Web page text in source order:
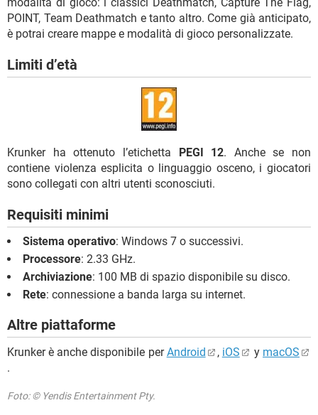
modalità di gioco: i classici Deathmatch, Capture The Flag,
POINT, Team Deathmatch e tanto altro. Come già anticipato,
è potrai creare mappe e modalità di gioco personalizzate.
Limiti d’età
Krunker ha ottenuto l’etichetta PEGI 12. Anche se non
contiene violenza esplicita o linguaggio osceno, i giocatori
sono collegati con altri utenti sconosciuti.
Requisiti minimi
Sistema operativo: Windows 7 o successivi.
Processore: 2.33 GHz.
Archiviazione: 100 MB di spazio disponibile su disco.
Rete: connessione a banda larga su internet.
Altre piattaforme
Krunker è anche disponibile perAndroid , iOS y macOS
.
Foto: © Yendis Entertainment Pty.